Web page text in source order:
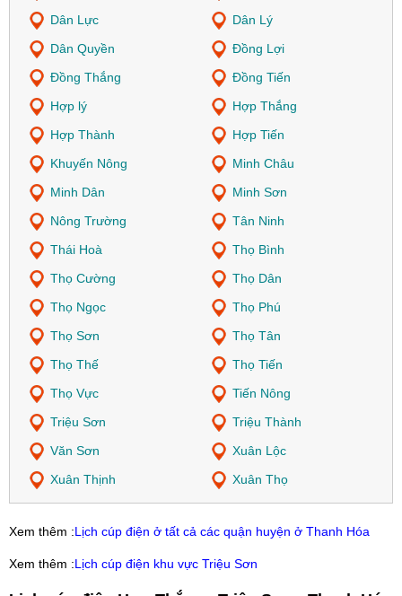
Dân Lực
Dân Lý
Dân Quyền
Đồng Lợi
Đồng Thắng
Đồng Tiến
Hợp lý
Hợp Thắng
Hợp Thành
Hợp Tiến
Khuyến Nông
Minh Châu
Minh Dân
Minh Sơn
Nông Trường
Tân Ninh
Thái Hoà
Thọ Bình
Thọ Cường
Thọ Dân
Thọ Ngọc
Thọ Phú
Thọ Sơn
Thọ Tân
Thọ Thế
Thọ Tiến
Thọ Vực
Tiến Nông
Triệu Sơn
Triệu Thành
Văn Sơn
Xuân Lộc
Xuân Thịnh
Xuân Thọ
Xem thêm :Lịch cúp điện ở tất cả các quận huyện ở Thanh Hóa
Xem thêm :Lịch cúp điện khu vực Triệu Sơn